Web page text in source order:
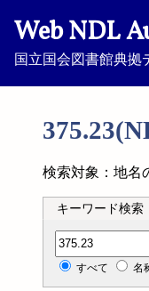
Web NDL
国立国会図書館典拠
検索対象：地名
キーワード検索
分類記号検索
すべて 名